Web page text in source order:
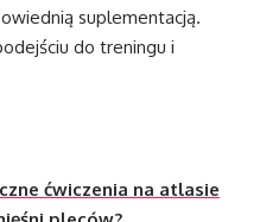
suplementacją.
do treningu i
ćwiczenia na atlasie